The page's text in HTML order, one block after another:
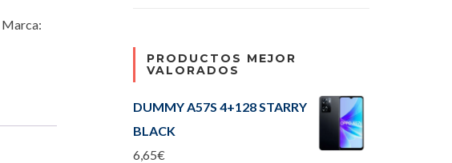
Marca:
PRODUCTOS MEJOR
VALORADOS
DUMMY A57S 4+128 STARRY
BLACK
6,65€